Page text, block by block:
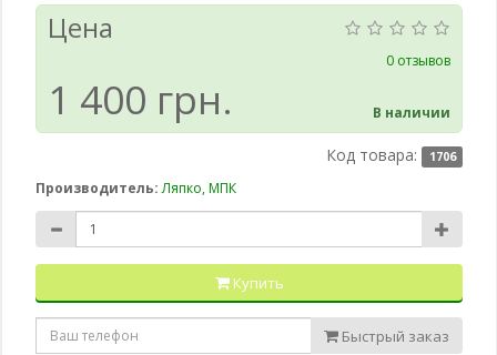
0 отзывов
Цена
1 400 грн. В наличии
Код товара: 1706
Производитель: Ляпко, МПК
Купить
Быстрый заказ